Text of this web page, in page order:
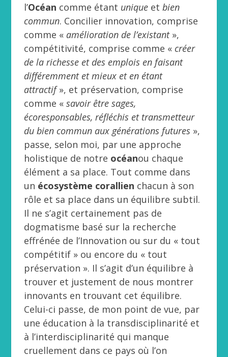
l’Océan comme étant unique etbien
commun. Concilier innovation, comprise
comme « amélioration de l’existant»,
compétitivité, comprise comme « créer
de la richesse et des emplois en faisant
différemment et mieux et en étant
attractif», et préservation, comprise
comme «savoir être sages,
écoresponsables, réfléchis et transmetteur
du bien commun aux générations futures »,
passe, selon moi, par une approche
holistique de notre océanou chaque
élément a sa place. Tout comme dans
un écosystème corallien chacun à son
rôle et sa place dans un équilibre subtil.
Il ne s’agit certainement pas de
dogmatisme basé sur la recherche
effrénée de l’Innovation ou sur du « tout
compétitif » ou encore du « tout
préservation ». Il s’agit d’un équilibre à
trouver et justement de nous montrer
innovants en trouvant cet équilibre.
Celui-ci passe, de mon point de vue, par
une éducation à la transdisciplinarité et
à l’interdisciplinarité qui manque
cruellement dans ce pays où l’on